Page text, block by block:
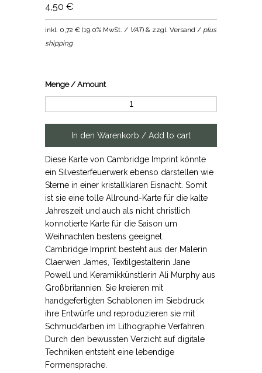
4,50 €
inkl. 0,72 € (19.0% MwSt. / VAT) & zzgl. Versand / plus
shipping
Menge / Amount
Diese Karte von Cambridge Imprint könnte
ein Silvesterfeuerwerk ebenso darstellen wie
Sterne in einer kristallklaren Eisnacht. Somit
ist sie eine tolle Allround-Karte für die kalte
Jahreszeit und auch als nicht christlich
konnotierte Karte für die Saison um
Weihnachten bestens geeignet.
Cambridge Imprint besteht aus der Malerin
Claerwen James, Textilgestalterin Jane
Powell und Keramikkünstlerin Ali Murphy aus
Großbritannien. Sie kreieren mit
handgefertigten Schablonen im Siebdruck
ihre Entwürfe und reproduzieren sie mit
Schmuckfarben im Lithographie Verfahren.
Durch den bewussten Verzicht auf digitale
Techniken entsteht eine lebendige
Formensprache.